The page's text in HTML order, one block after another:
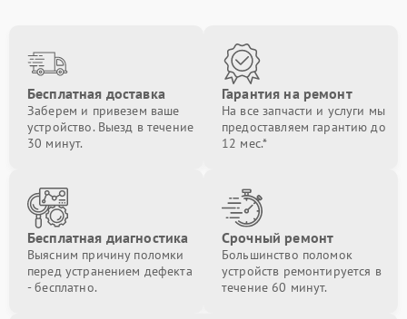
Бесплатная доставка
Заберем и привезем ваше
устройство. Выезд в течение
30 минут.
Гарантия на ремонт
На все запчасти и услуги мы
предоставляем гарантию до
12 мес.*
Бесплатная диагностика
Выясним причину поломки
перед устранением дефекта
- бесплатно.
Срочный ремонт
Большинство поломок
устройств ремонтируется в
течение 60 минут.